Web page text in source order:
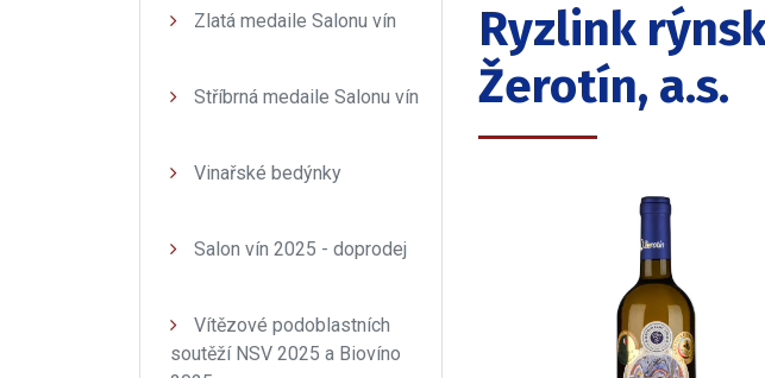
Zlatá medaile Salonu vín
Stříbrná medaile Salonu vín
Vinařské bedýnky
Salon vín 2025 - doprodej
Vítězové podoblastních
soutěží NSV 2025 a Biovíno
Ryzlink
Žerotín, a.s.